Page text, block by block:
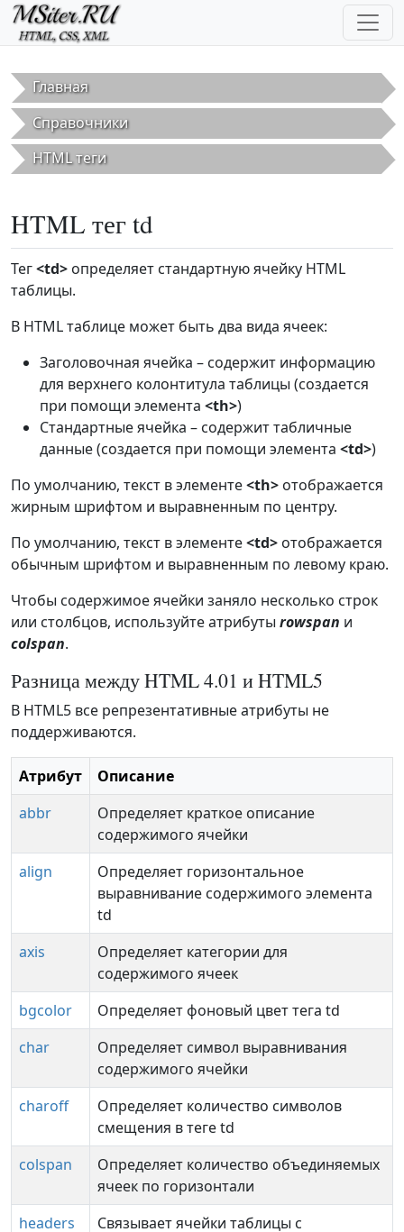
Перейти к основному содержанию
Главная
Справочники
HTML теги
HTML тег td
Тег<td> определяет стандартную ячейку HTML
таблицы.
В HTML таблице может быть два вида ячеек:
Заголовочная ячейка – содержит информацию
для верхнего колонтитула таблицы (создается
при помощи элемента <th>)
Стандартные ячейка – содержит табличные
данные (создается при помощи элемента <td>)
По умолчанию, текст в элементе<th> отображается
жирным шрифтом и выравненным по центру.
По умолчанию, текст в элементе<td> отображается
обычным шрифтом и выравненным по левому краю.
Чтобы содержимое ячейки заняло несколько строк
или столбцов, используйте атрибуты rowspan и
colspan.
Разница между HTML 4.01 и HTML5
В HTML5 все репрезентативные атрибуты не
поддерживаются.
Атрибут
Описание
abbr
Определяет краткое описание
содержимого ячейки
align
Определяет горизонтальное
выравнивание содержимого элемента
td
axis
Определяет категории для
содержимого ячеек
bgcolor
Определяет фоновый цвет тега td
char
Определяет символ выравнивания
содержимого ячейки
charoff
Определяет количество символов
смещения в теге td
colspan
Определяет количество объединяемых
ячеек по горизонтали
headers
Связывает ячейки таблицы с